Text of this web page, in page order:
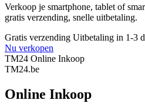
Verkoop je smartphone, tablet of
gratis verzending, snelle uitbetaling.
Gratis verzending Uitbetaling in 1-3
Nu verkopen
TM24 Online Inkoop
TM24.be
Online Inkoop